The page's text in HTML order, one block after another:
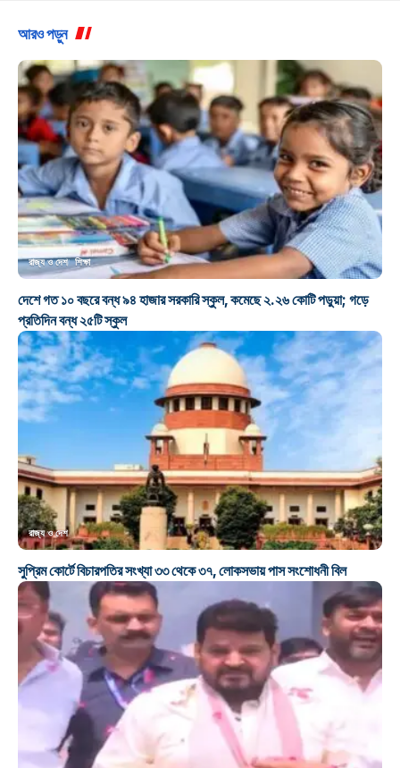
আরও পড়ুন
রাজ্য ও দেশ শিক্ষা
দেশে গত ১০ বছরে বন্ধ ৯৪ হাজার সরকারি স্কুল, কমেছে ২.২৬ কোটি পড়ুয়া; গড়ে
প্রতিদিন বন্ধ ২৫টি স্কুল
রাজ্য ও দেশ
সুপ্রিম কোর্টে বিচারপতির সংখ্যা ৩৩ থেকে ৩৭, লোকসভায় পাস সংশোধনী বিল